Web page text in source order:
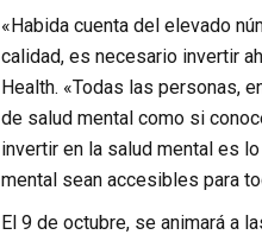
«Habida cuenta del elevado
calidad, es necesario invertir
Health. «Todas las personas,
de salud mental como si
invertir en la salud mental es
mental sean accesibles para
El 9 de octubre, se animará a